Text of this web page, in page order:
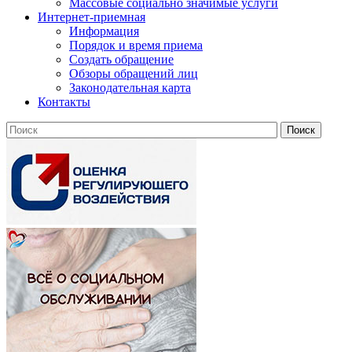
Массовые социально значимые услуги
Интернет-приемная
Информация
Порядок и время приема
Создать обращение
Обзоры обращений лиц
Законодательная карта
Контакты